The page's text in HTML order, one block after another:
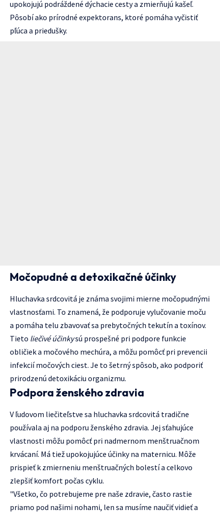
upokojujú podráždené dýchacie cesty a zmierňujú kašeľ.
Pôsobí ako prírodné expektorans, ktoré pomáha vyčistiť
pľúca a priedušky.
Močopudné a detoxikačné účinky
Hluchavka srdcovitá je známa svojimi mierne močopudnými
vlastnosťami. To znamená, že podporuje vylučovanie moču
a pomáha telu zbavovať sa prebytočných tekutín a toxínov.
Tieto liečivé účinkysú prospešné pri podpore funkcie
obličiek a močového mechúra, a môžu pomôcť pri prevencii
infekcií močových ciest. Je to šetrný spôsob, ako podporiť
prirodzenú detoxikáciu organizmu.
Podpora ženského zdravia
V ľudovom liečiteľstve sa hluchavka srdcovitá tradične
používala aj na podporu ženského zdravia. Jej sťahujúce
vlastnosti môžu pomôcť pri nadmernom menštruačnom
krvácaní. Má tiež upokojujúce účinky na maternicu. Môže
prispieť k zmierneniu menštruačných bolestí a celkovo
zlepšiť komfort počas cyklu.
"Všetko, čo potrebujeme pre naše zdravie, často rastie
priamo pod našimi nohami, len sa musíme naučiť vidieť a